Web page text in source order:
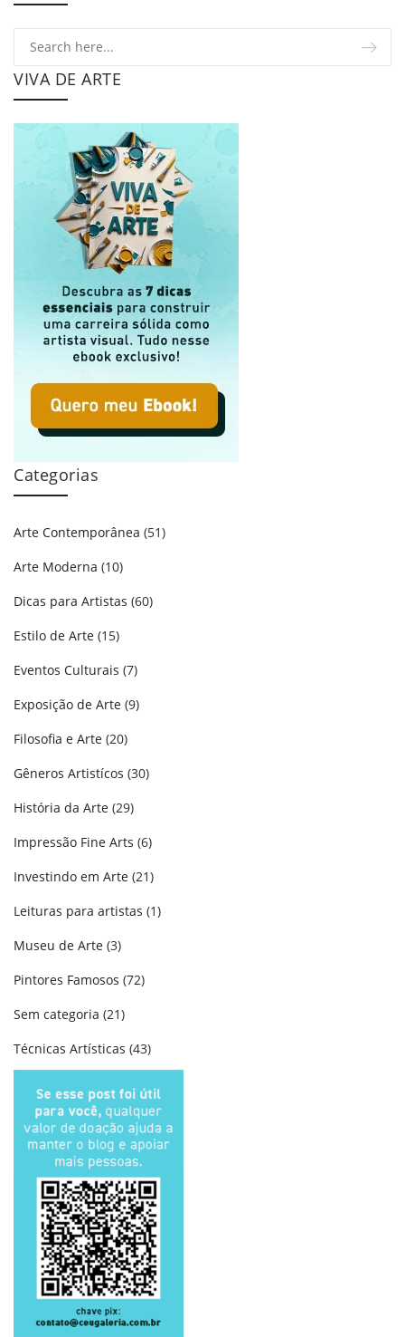
VIVA DE ARTE
Categorias
Arte Contemporânea (51)
Arte Moderna (10)
Dicas para Artistas (60)
Estilo de Arte (15)
Eventos Culturais (7)
Exposição de Arte (9)
Filosofia e Arte (20)
Gêneros Artistícos (30)
História da Arte (29)
Impressão Fine Arts (6)
Investindo em Arte (21)
Leituras para artistas (1)
Museu de Arte (3)
Pintores Famosos (72)
Sem categoria (21)
Técnicas Artísticas (43)